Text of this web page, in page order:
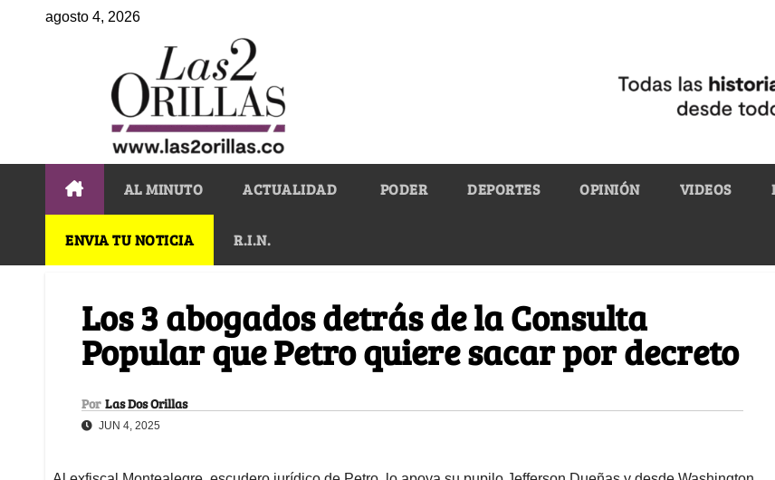
agosto 4, 2026
AL MINUTO ACTUALIDAD PODER DEPORTES OPINIÓN VIDEOS
ENVIA TU NOTICIA R.I.N.
Los 3 abogados detrás de la Consulta
Popular que Petro quiere sacar por decreto
Por Las Dos Orillas
JUN 4, 2025